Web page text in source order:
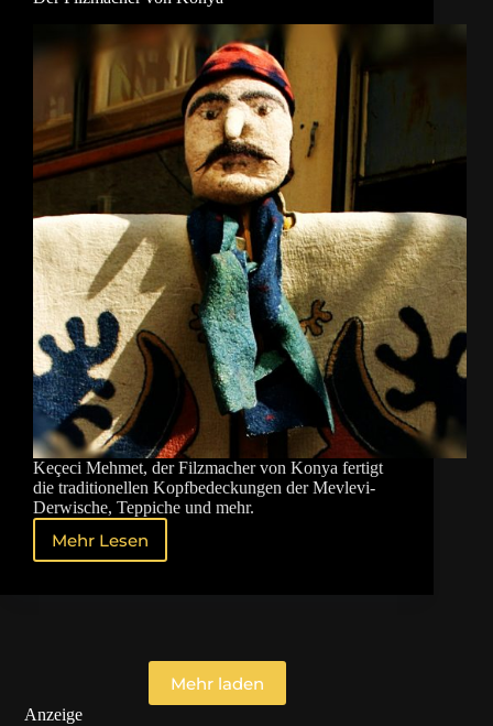
Keçeci Mehmet, der Filzmacher von Konya fertigt
die traditionellen Kopfbedeckungen der Mevlevi-
Derwische, Teppiche und mehr.
Mehr Lesen
Der
Mehr laden
Anzeige